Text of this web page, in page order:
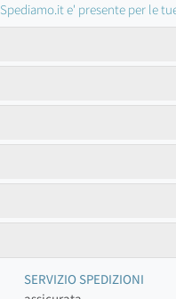
Spediamo.it e' presente per le
SERVIZIO SPEDIZIONI